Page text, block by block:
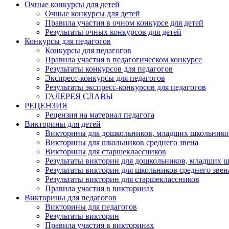
Очные конкурсы для детей
Очные конкурсы для детей
Правила участия в очном конкурсе для детей
Результаты очных конкурсов для детей
Конкурсы для педагогов
Конкурсы для педагогов
Правила участия в педагогическом конкурсе
Результаты конкурсов для педагогов
Экспресс-конкурсы для педагогов
Результаты экспресс-конкурсов для педагогов
ГАЛЕРЕЯ СЛАВЫ
РЕЦЕНЗИЯ
Рецензия на материал педагога
Викторины для детей
Викторины для дошкольников, младших
Викторины для школьников среднего звена
Викторины для старшеклассников
Результаты викторин для дошкольников, младших
Результаты викторин для школьников среднего
Результаты викторин для старшеклассников
Правила участия в викторинах
Викторины для педагогов
Викторины для педагогов
Результаты викторин
Правила участия в викторинах